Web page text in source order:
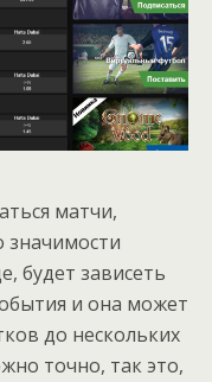
матчи,
будет зависеть
и она может
до нескольких
точно, так это,